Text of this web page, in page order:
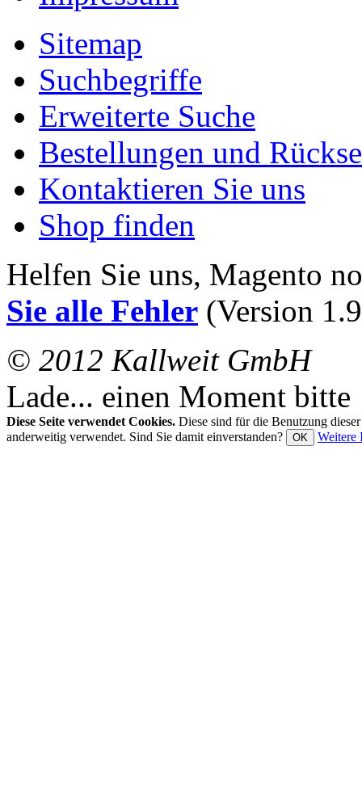
Sitemap
Suchbegriffe
Erweiterte Suche
Bestellungen und
Kontaktieren Sie uns
Shop finden
Helfen Sie uns, Magento
Sie alle Fehler (Version
© 2012 Kallweit GmbH
Lade... einen Moment bitte
Diese Seite verwendet Cookies. Diese sind für die Benutzung
anderweitig verwendet. Sind Sie damit einverstanden?
OK Weitere